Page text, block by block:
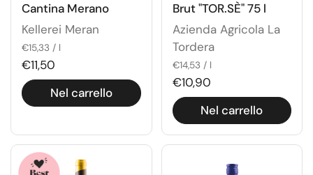
Cantina Merano
Kellerei Meran
€15,33 / l
€11,50
Nel carrello
Brut "TOR.SÈ" 75 l
Azienda Agricola La
Tordera
€14,53 / l
€10,90
Nel carrello